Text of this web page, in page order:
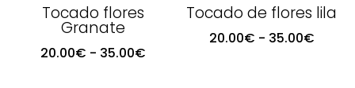
Tocado flores
Granate
20.00€ - 35.00€
Tocado de flores lila
20.00€ - 35.00€Rango